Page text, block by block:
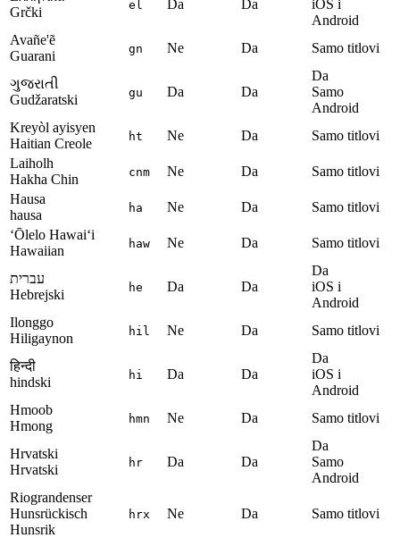
Grčki
el Da Da
iOS i
Android
Avañe'ẽ
Guarani
gn Ne Da Samo titlovi
ગુજરાતી
Gudžaratski
gu Da Da
Da
Samo
Android
Kreyòl ayisyen
Haitian Creole
ht Ne Da
Samo titlovi
Laiholh
Hakha Chin
cnm Ne Da
Samo titlovi
Hausa
hausa
ha Ne Da
Samo titlovi
ʻŌlelo Hawaiʻi
Hawaiian
haw Ne Da Samo titlovi
עברית
Hebrejski
he Da Da
Da
iOS i
Android
Ilonggo
Hiligaynon
hil Ne Da Samo titlovi
हिन्दी
hindski
hi Da Da
Da
iOS i
Android
Hmoob
Hmong
hmn Ne Da Samo titlovi
Hrvatski
Hrvatski
hr Da Da
Da
Samo
Android
Riograndenser
Hunsrückisch
Hunsrik
hrx Ne Da Samo titlovi